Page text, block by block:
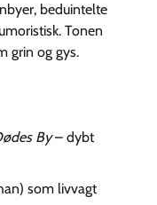
beduintelte
Tonen
grin og gys.
By– dybt
som livvagt